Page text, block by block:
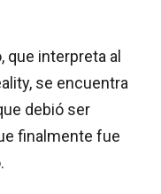
que interpreta al
se encuentra
debió ser
finalmente fue